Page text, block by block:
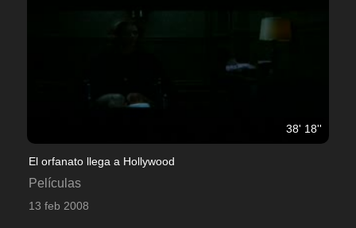
38' 18''
El orfanato llega a Hollywood
Películas
13 feb 2008